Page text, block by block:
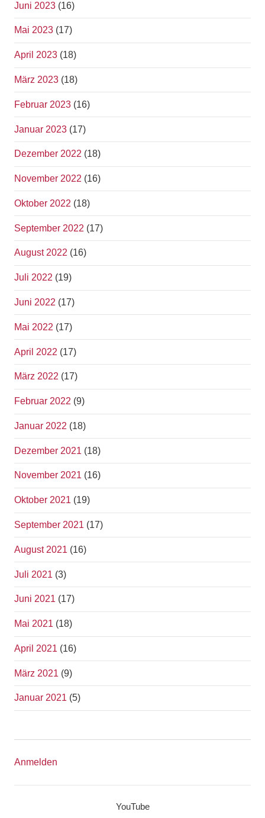
Juni 2023 (16)
Mai 2023 (17)
April 2023 (18)
März 2023 (18)
Februar 2023 (16)
Januar 2023 (17)
Dezember 2022 (18)
November 2022 (16)
Oktober 2022 (18)
September 2022 (17)
August 2022 (16)
Juli 2022 (19)
Juni 2022 (17)
Mai 2022 (17)
April 2022 (17)
März 2022 (17)
Februar 2022 (9)
Januar 2022 (18)
Dezember 2021 (18)
November 2021 (16)
Oktober 2021 (19)
September 2021 (17)
August 2021 (16)
Juli 2021 (3)
Juni 2021 (17)
Mai 2021 (18)
April 2021 (16)
März 2021 (9)
Januar 2021 (5)
Anmelden
YouTube